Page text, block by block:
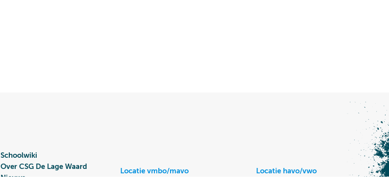
Schoolwiki
Over CSG De Lage Waard
Nieuws
Locatie vmbo/mavo
Locatie havo/vwo